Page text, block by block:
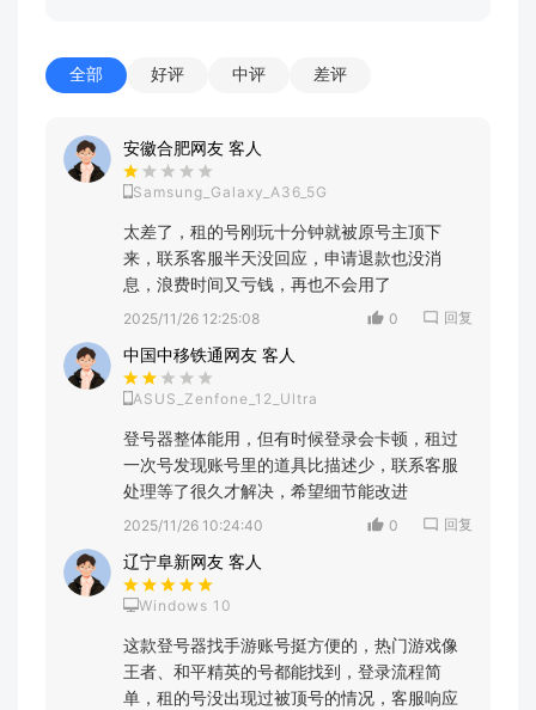
全部 好评 中评 差评
安徽合肥网友 客人
Samsung_Galaxy_A36_5G
太差了，租的号刚玩十分钟就被原号主顶下
来，联系客服半天没回应，申请退款也没消
息，浪费时间又亏钱，再也不会用了
2025/11/26 12:25:08 0 回复
中国中移铁通网友 客人
ASUS_Zenfone_12_Ultra
登号器整体能用，但有时候登录会卡顿，租过
一次号发现账号里的道具比描述少，联系客服
处理等了很久才解决，希望细节能改进
2025/11/26 10:24:40 0 回复
辽宁阜新网友 客人
Windows 10
这款登号器找手游账号挺方便的，热门游戏像
王者、和平精英的号都能找到，登录流程简
单，租的号没出现过被顶号的情况，客服响应